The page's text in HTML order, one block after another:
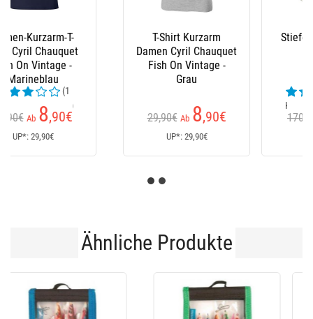
Stiefel Le Chameau
Kundenrezensionen)
170€ Ab
Latzhose Xm Ocean
235
Ähnliche Produkte